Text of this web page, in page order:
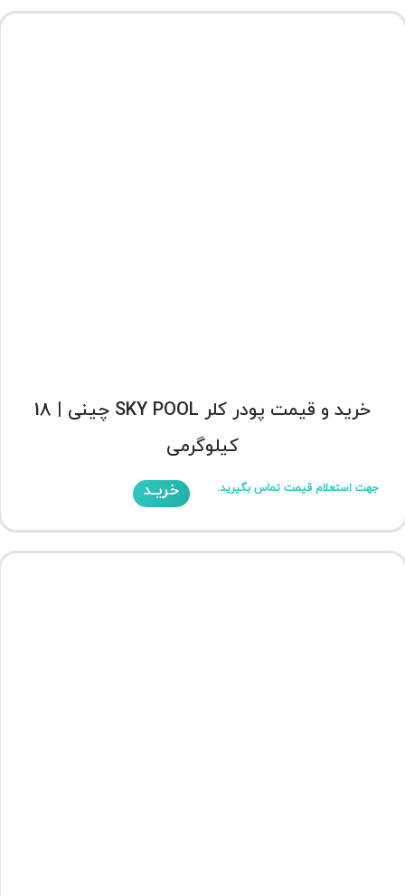
خرید و قیمت پودر کلر SKY POOL چینی | 18
کیلوگرمی
جهت استعلام قیمت تماس بگیرید. خریـد